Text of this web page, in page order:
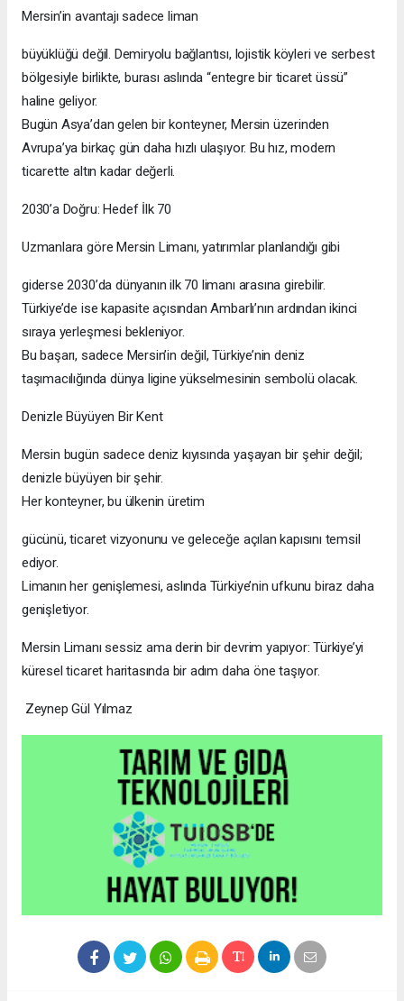
Mersin’in avantajı sadece liman
büyüklüğü değil. Demiryolu bağlantısı, lojistik köyleri ve serbest
bölgesiyle birlikte, burası aslında “entegre bir ticaret üssü”
haline geliyor.
Bugün Asya’dan gelen bir konteyner, Mersin üzerinden
Avrupa’ya birkaç gün daha hızlı ulaşıyor. Bu hız, modern
ticarette altın kadar değerli.
2030’a Doğru: Hedef İlk 70
Uzmanlara göre Mersin Limanı, yatırımlar planlandığı gibi
giderse 2030’da dünyanın ilk 70 limanı arasına girebilir.
Türkiye’de ise kapasite açısından Ambarlı’nın ardından ikinci
sıraya yerleşmesi bekleniyor.
Bu başarı, sadece Mersin’in değil, Türkiye’nin deniz
taşımacılığında dünya ligine yükselmesinin sembolü olacak.
Denizle Büyüyen Bir Kent
Mersin bugün sadece deniz kıyısında yaşayan bir şehir değil;
denizle büyüyen bir şehir.
Her konteyner, bu ülkenin üretim
gücünü, ticaret vizyonunu ve geleceğe açılan kapısını temsil
ediyor.
Limanın her genişlemesi, aslında Türkiye’nin ufkunu biraz daha
genişletiyor.
Mersin Limanı sessiz ama derin bir devrim yapıyor: Türkiye’yi
küresel ticaret haritasında bir adım daha öne taşıyor.
Zeynep Gül Yılmaz